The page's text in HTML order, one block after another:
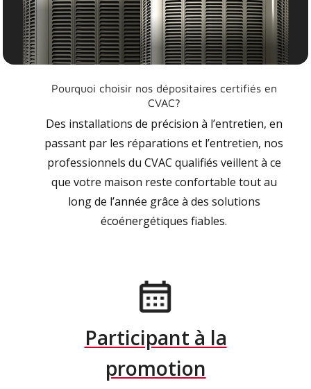
Pourquoi choisir nos dépositaires certifiés en
CVAC?
Des installations de précision à l’entretien, en
passant par les réparations et l’entretien, nos
professionnels du CVAC qualifiés veillent à ce
que votre maison reste confortable tout au
long de l’année grâce à des solutions
écoénergétiques fiables.
Participant à la
promotion